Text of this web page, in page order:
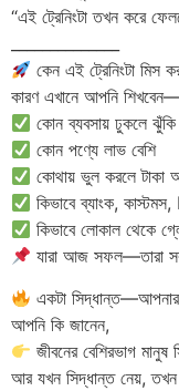
“এই ট্রেনিংটা তখন করে
কেন এই ট্রেনিংটা মিস
কারণ এখানে আপনি
কোন ব্যবসায় ঢুকলে
কোন পণ্যে লাভ বেশি
কোথায় ভুল করলে টাকা
কিভাবে ব্যাংক,
কিভাবে লোকাল থেকে
যারা আজ সফল—তারা
একটা সিদ্ধান্ত—আপনার
আপনি কি জানেন,
জীবনের বেশিরভাগ
আর যখন সিদ্ধান্ত নেয়,